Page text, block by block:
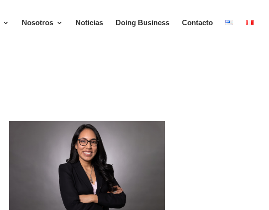
Nosotros Noticias Doing Business Contacto